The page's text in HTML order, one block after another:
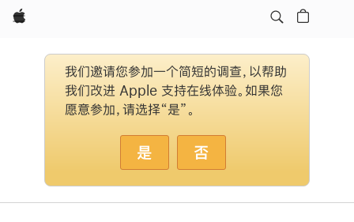
Apple
我们邀请您参加一个简短的调查，以帮助
我们改进 Apple 支持在线体验。如果您
愿意参加，请选择“是”。
是 否